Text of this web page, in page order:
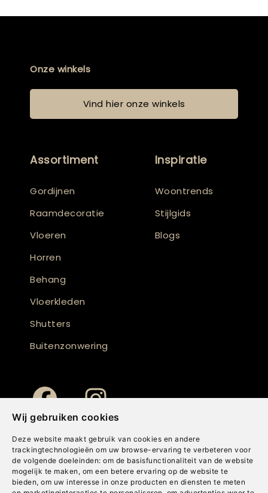
Wij gebruiken cookies
Deze website maakt gebruik van cookies en andere
trackingtechnologieën om uw browse-ervaring te verbeteren voor
de volgende doeleinden: om de basisfunctionaliteit van de website
mogelijk te maken , om een betere ervaring op de website te
bieden, om uw interesse in onze producten en diensten te meten
Onze winkels
Vind hier onze winkels
Assortiment
Gordijnen
Raamdecoratie
Vloeren
Horren
Behang
Vloerkleden
Shutters
Buitenzonwering
Inspiratie
Woontrends
Stijlgids
Blogs